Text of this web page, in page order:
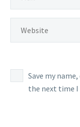
Save my
the next time